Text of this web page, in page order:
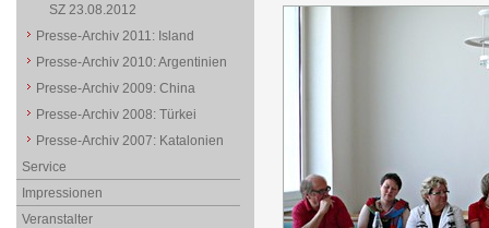
SZ 23.08.2012
Presse-Archiv 2011: Island
Presse-Archiv 2010: Argentinien
Presse-Archiv 2009: China
Presse-Archiv 2008: Türkei
Presse-Archiv 2007: Katalonien
Service
Impressionen
Veranstalter